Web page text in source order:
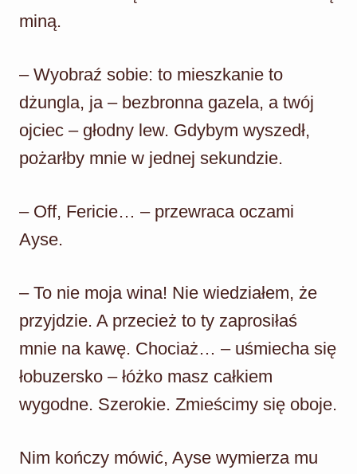
miną.
– Wyobraź sobie: to mieszkanie to
dżungla, ja – bezbronna gazela, a twój
ojciec – głodny lew. Gdybym wyszedł,
pożarłby mnie w jednej sekundzie.
– Off, Fericie… – przewraca oczami
Ayse.
– To nie moja wina! Nie wiedziałem, że
przyjdzie. A przecież to ty zaprosiłaś
mnie na kawę. Chociaż… – uśmiecha się
łobuzersko – łóżko masz całkiem
wygodne. Szerokie. Zmieścimy się oboje.
Nim kończy mówić, Ayse wymierza mu